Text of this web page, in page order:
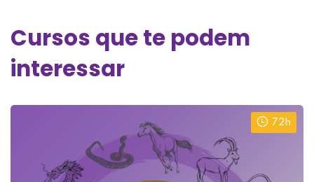
Cursos que te podem
interessar
72h